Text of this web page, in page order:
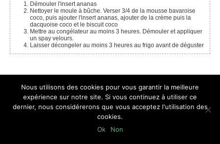
Démouler l'insert ananas
Nettoyer le moule à bûche. Verser 3/4 de la mousse bavaroise
coco, puis ajouter l'insert ananas, ajouter de la crème puis la
dacquoise coco et le biscuit coco
Mettre au congélateur au moins 3 heures. Démouler et appliquer
un spay velours.
Laisser décongeler au moins 3 heures au frigo avant de déguster
3 décembre 2018 3 comments
Nous utilisons des cookies pour vous garantir la meilleure
expérience sur notre site. Si vous continuez à utiliser ce
dernier, nous considérerons que vous acceptez l'utilisation des
cookies.
Ok
Non